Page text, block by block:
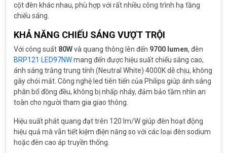
cột đèn khác nhau, phù hợp với rất nhiều công trình hạ tầng
chiếu sáng.
KHẢ NĂNG CHIẾU SÁNG VƯỢT TRỘI
Với công suất 80Wvà quang thông lên đến 9700 lumen, đèn
BRP121 LED97NWmang đến được hiệu suất chiếu sáng cao,
ánh sáng trắng trung tính (Neutral White) 4000K dễ chịu, không
gây chói mắt. Công nghệ led tiên tiến của Philips giúp ánh sáng
phân bổ đồng đều, không bị nhấp nháy, đảm bảo tầm nhìn an
toàn cho người tham gia giao thông.
Hiệu suất phát quang đạt trên 120 lm/W giúp đèn hoạt động
hiệu quả mà vẫn tiết kiệm điện năng so với các loại đèn sodium
hoặc đèn cao áp truyền thống.